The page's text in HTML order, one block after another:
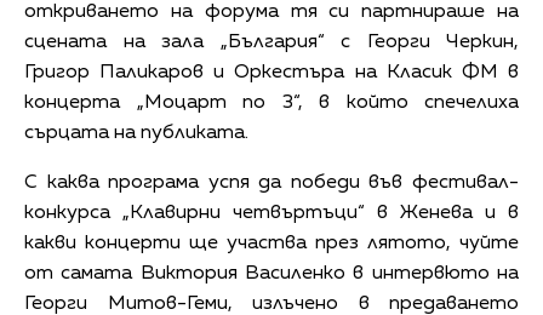
откриването на форума тя си партнираше на
сцената на зала „България“ с Георги Черкин,
Григор Паликаров и Оркестъра на Класик ФМ в
концерта „Моцарт по 3“, в който спечелиха
сърцата на публиката.
С каква програма успя да победи във фестивал-
конкурса „Клавирни четвъртъци“ в Женева и в
какви концерти ще участва през лятото, чуйте
от самата Виктория Василенко в интервюто на
Георги Митов-Геми, излъчено в предаването